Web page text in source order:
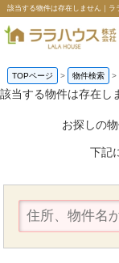
該当する物件は存在しません｜ラ
TOPページ > 物件検索 >
該当する物件は存在し
お探しの
下記